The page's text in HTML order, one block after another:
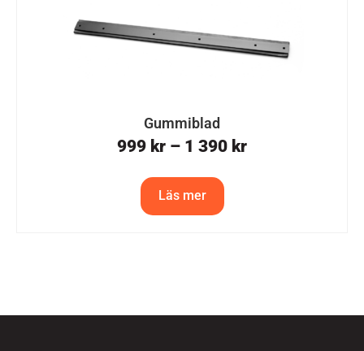
Gummiblad
999 kr – 1 390 kr
Läs mer